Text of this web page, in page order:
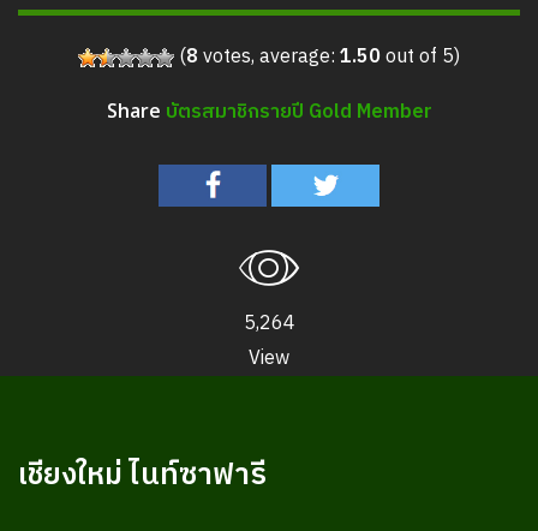
(8votes, average:1.50out of 5)
Share บัตรสมาชิกรายปี Gold Member
5,264
View
เชียงใหม่ ไนท์ซาฟารี